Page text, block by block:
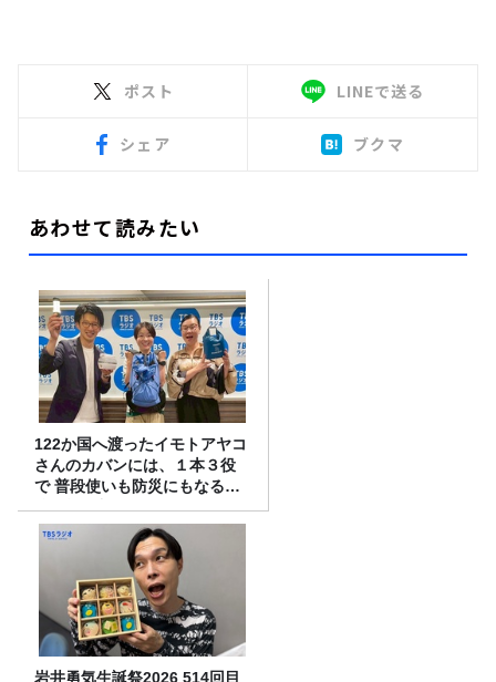
ポスト LINEで送る
シェア ブクマ
あわせて読みたい
122か国へ渡ったイモトアヤコ
さんのカバンには、１本３役
で 普段使いも防災にもなる最
強の棒が入っていた！
岩井勇気生誕祭2026 514回目